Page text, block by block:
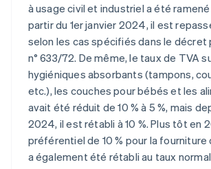
à usage civil et industriel a été ramené
partir du 1er janvier 2024, il est
selon les cas spécifiés dans le décret
n° 633/72. De même, le taux de TVA
hygiéniques absorbants (tampons,
etc.), les couches pour bébés et les
avait été réduit de 10 % à 5 %, mais
2024, il est rétabli à 10 %. Plus tôt en
préférentiel de 10 % pour la fourniture
a également été rétabli au taux